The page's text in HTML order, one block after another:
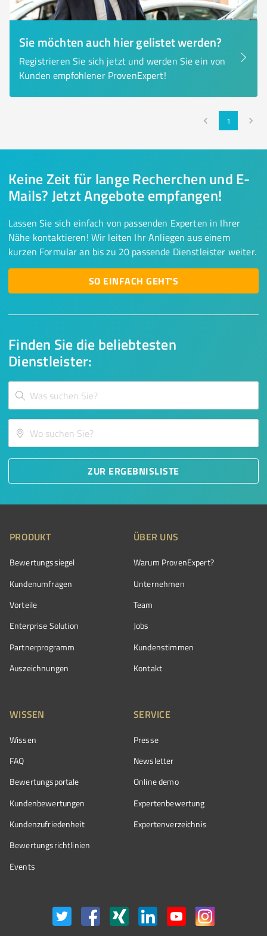
Sie möchten auch hier gelistet werden?
Registrieren Sie sich jetzt und werden Sie ein von
Kunden empfohlener ProvenExpert!
1
Finden Sie die beliebtesten
Dienstleister:
ZUR ERGEBNISLISTE
Keine Zeit für lange Recherchen und E-
Mails? Jetzt Angebote empfangen!
Lassen Sie sich einfach von passenden Experten in Ihrer
Nähe kontaktieren! Wir leiten Ihr Anliegen aus einem
kurzen Formular an bis zu 20 passende Dienstleister weiter.
SO EINFACH GEHT'S
PRODUKT
Bewertungssiegel
Kundenumfragen
Vorteile
Enterprise Solution
Partnerprogramm
Auszeichnungen
ÜBER UNS
Warum ProvenExpert?
Unternehmen
Team
Jobs
Kundenstimmen
Kontakt
WISSEN
Wissen
FAQ
Bewertungsportale
Kundenbewertungen
Kundenzufriedenheit
Bewertungs­richtlinien
Events
SERVICE
Presse
Newsletter
Online demo
Expertenbewertung
Expertenverzeichnis